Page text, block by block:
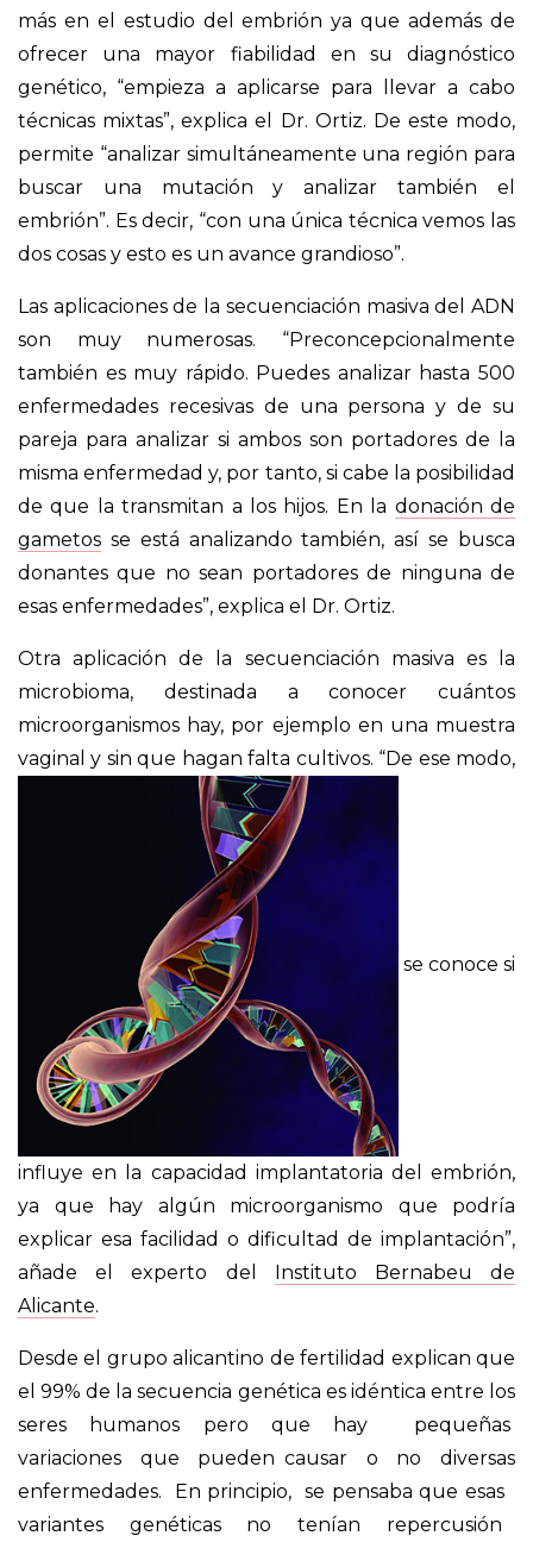
más en el estudio del embrión ya que además de
ofrecer una mayor fiabilidad en su diagnóstico
genético, “empieza a aplicarse para llevar a cabo
técnicas mixtas”, explica el Dr. Ortiz. De este modo,
permite “analizar simultáneamente una región para
buscar una mutación y analizar también el
embrión”. Es decir, “con una única técnica vemos las
dos cosas y esto es un avance grandioso”.
Las aplicaciones de la secuenciación masiva del ADN
son muy numerosas. “Preconcepcionalmente
también es muy rápido. Puedes analizar hasta 500
enfermedades recesivas de una persona y de su
pareja para analizar si ambos son portadores de la
misma enfermedad y, por tanto, si cabe la posibilidad
de que la transmitan a los hijos. En la donación de
gametos se está analizando también, así se busca
donantes que no sean portadores de ninguna de
esas enfermedades”, explica el Dr. Ortiz.
Otra aplicación de la secuenciación masiva es la
microbioma, destinada a conocer cuántos
microorganismos hay, por ejemplo en una muestra
vaginal y sin que hagan falta cultivos. “De ese modo,
se conoce si
influye en la capacidad implantatoria del embrión,
ya que hay algún microorganismo que podría
explicar esa facilidad o dificultad de implantación”,
añade el experto del Instituto Bernabeu de
Alicante.
Desde el grupo alicantino de fertilidad explican que
el 99% de la secuencia genética es idéntica entre los
seres humanos pero que hay pequeñas
variaciones que pueden causar o no diversas
enfermedades. En principio, se pensaba que esas
variantes genéticas no tenían repercusión